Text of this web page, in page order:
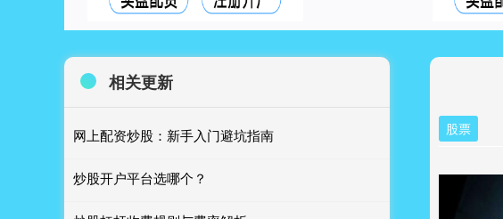
股票
相关更新
网上配资炒股：新手入门避坑指南
炒股开户平台选哪个？